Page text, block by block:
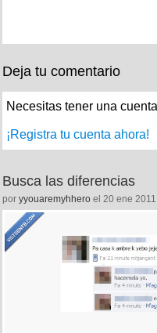
Deja tu comentario
Necesitas tener una
¡Registra tu cuenta ahora!
Busca las diferencias
por yyouaremyhhero el 20 ene